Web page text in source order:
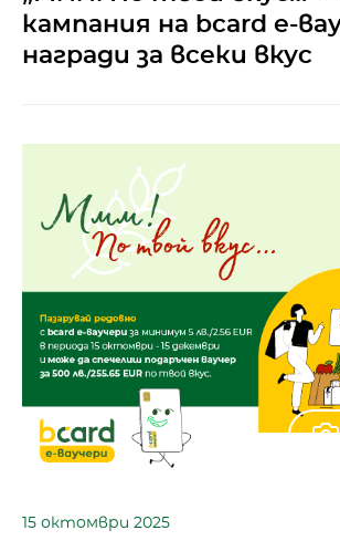
кампания на bcard е-
награди за всеки вкус
15 октомври 2025